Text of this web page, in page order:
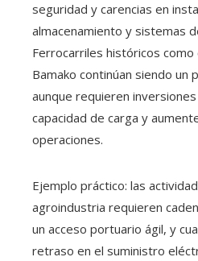
seguridad y carencias en
almacenamiento y sistemas
Ferrocarriles históricos como
Bamako continúan siendo un
aunque requieren
capacidad de carga y
operaciones.
Ejemplo práctico: las
agroindustria requieren
un acceso portuario ágil, y
retraso en el suministro